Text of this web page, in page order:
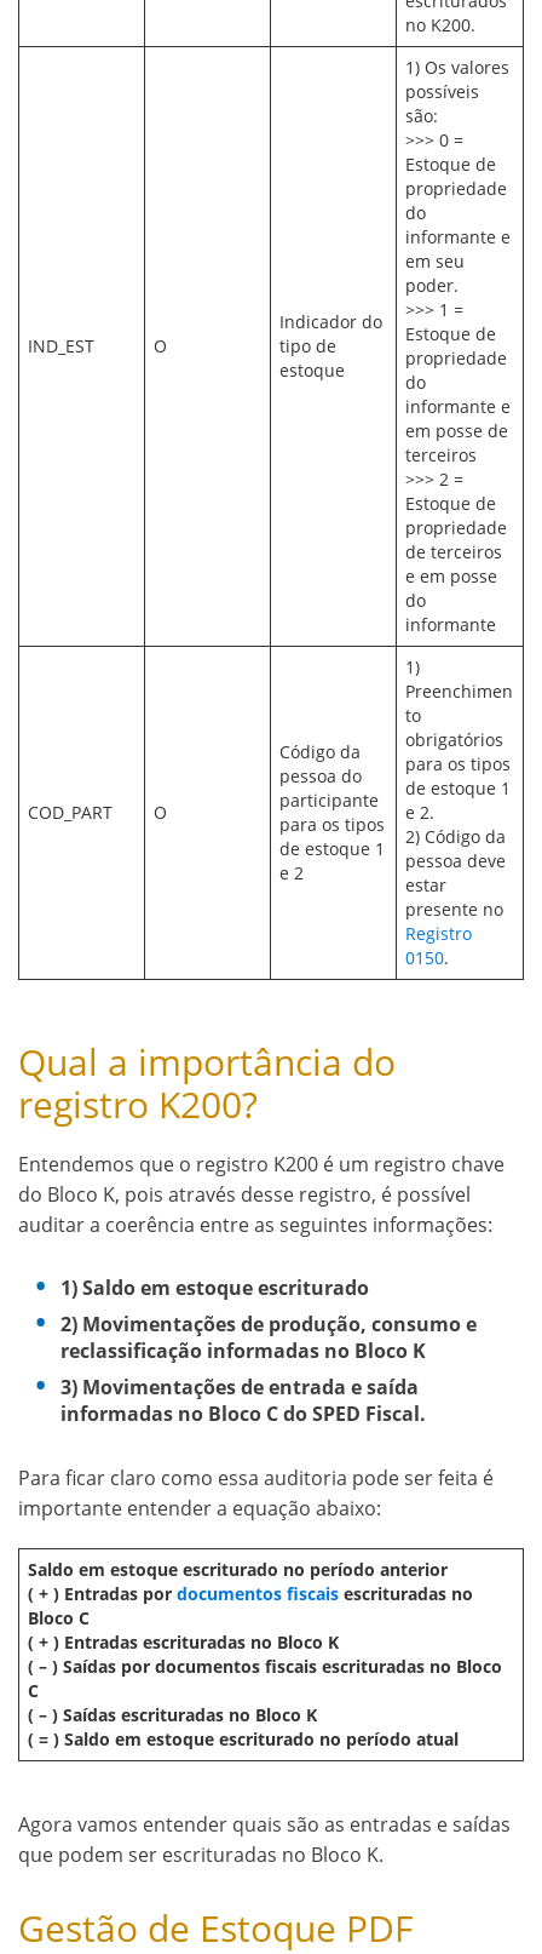
no K200.
IND_EST O
Indicador do
tipo de
estoque
1) Os valores
possíveis
são:
>>> 0 =
Estoque de
propriedade
do
informante e
em seu
poder.
>>> 1 =
Estoque de
propriedade
do
informante e
em posse de
terceiros
>>> 2 =
Estoque de
propriedade
de terceiros
e em posse
do
informante
COD_PART O
Código da
pessoa do
participante
para os tipos
de estoque 1
e 2
1)
Preenchimen
to
obrigatórios
para os tipos
de estoque 1
e 2.
2) Código da
pessoa deve
estar
presente no
Registro
0150.
Qual a importância do
registro K200?
Entendemos que o registro K200 é um registro chave
do Bloco K, pois através desse registro, é possível
auditar a coerência entre as seguintes informações:
1) Saldo em estoque escriturado
2) Movimentações de produção, consumo e
reclassificação informadas no Bloco K
3) Movimentações de entrada e saída
informadas no Bloco C do SPED Fiscal.
Para ficar claro como essa auditoria pode ser feita é
importante entender a equação abaixo:
Saldo em estoque escriturado no período anterior
( + ) Entradas por documentos fiscais escrituradas no
Bloco C
( + ) Entradas escrituradas no Bloco K
( – ) Saídas por documentos fiscais escrituradas no Bloco
C
( – ) Saídas escrituradas no Bloco K
( = ) Saldo em estoque escriturado no período atual
Agora vamos entender quais são as entradas e saídas
que podem ser escrituradas no Bloco K.
Gestão de Estoque PDF